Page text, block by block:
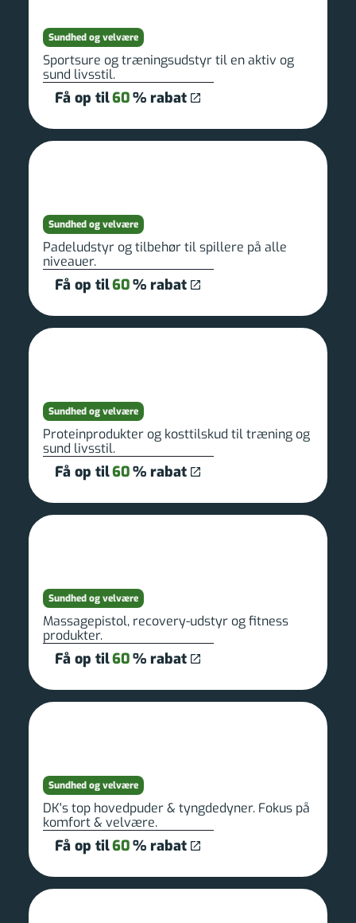
Sundhed og velvære
Sportsure og træningsudstyr til en aktiv og
sund livsstil.
Få op til60% rabat
Sundhed og velvære
Padeludstyr og tilbehør til spillere på alle
niveauer.
Få op til60% rabat
Sundhed og velvære
Proteinprodukter og kosttilskud til træning og
sund livsstil.
Få op til60% rabat
Sundhed og velvære
Massagepistol, recovery-udstyr og fitness
produkter.
Få op til60% rabat
Sundhed og velvære
DK's top hovedpuder & tyngdedyner. Fokus på
komfort & velvære.
Få op til60% rabat